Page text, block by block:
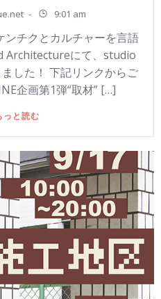
- 9:01 am
ンチクとカルチャーを言語
Architectureにて、studio
した！ 下記リンクからご
企画第1弾“取材” […]
っと読む